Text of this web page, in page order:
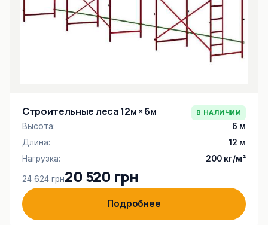
Строительные леса 12м × 6м В НАЛИЧИИ
Высота:
6 м
Длина:
12 м
Нагрузка:
200 кг/м²
24 624 грн20 520 грн
Подробнее